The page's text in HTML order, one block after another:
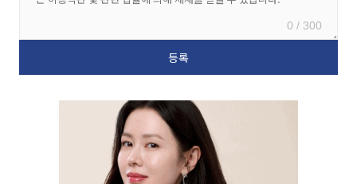
0 / 300